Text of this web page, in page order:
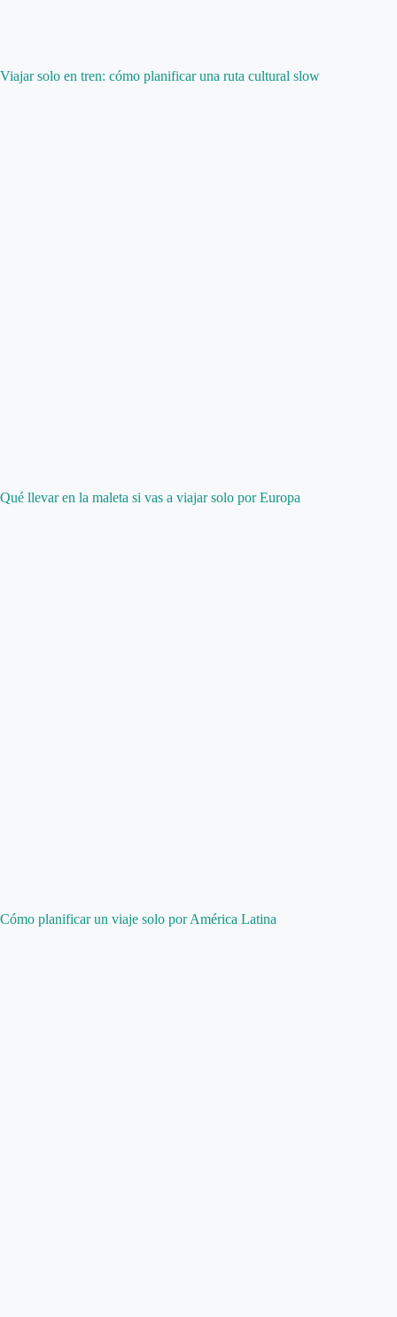
Viajar solo en tren: cómo planificar una ruta cultural slow
Qué llevar en la maleta si vas a viajar solo por Europa
Cómo planificar un viaje solo por América Latina